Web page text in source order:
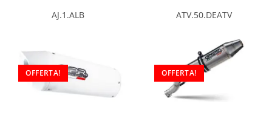
AJ.1.ALB
OFFERTA!
ATV.50.DEATV
OFFERTA!